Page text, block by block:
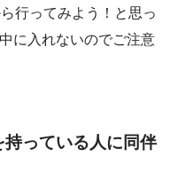
行ってみよう！と思っ
に入れないのでご注意
っている人に同伴